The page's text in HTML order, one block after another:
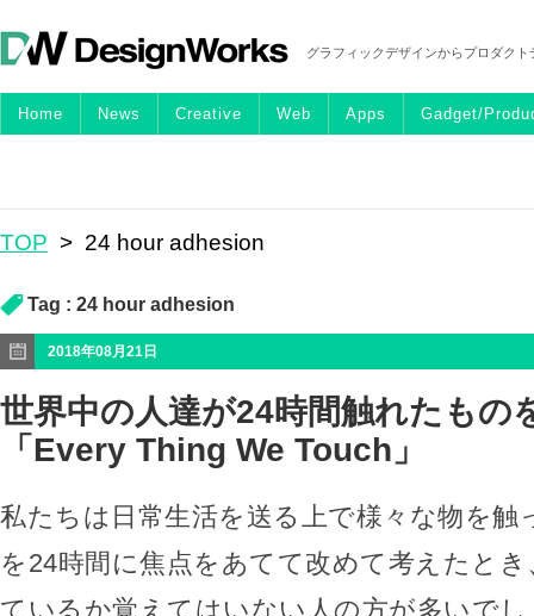
グラフィックデザインからプロダク
Home News Creative Web Apps Gadget/
TOP > 24 hour adhesion
Tag : 24 hour adhesion
2018年08月21日
世界中の人達が24時間触れたもの
「Every Thing We Touch」
私たちは日常生活を送る上で様々な物を触
を24時間に焦点をあてて改めて考えたと
ているか覚えてはいない人の方が多いで